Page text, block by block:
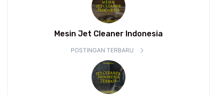
Mesin Jet Cleaner Indonesia
POSTINGAN TERBARU